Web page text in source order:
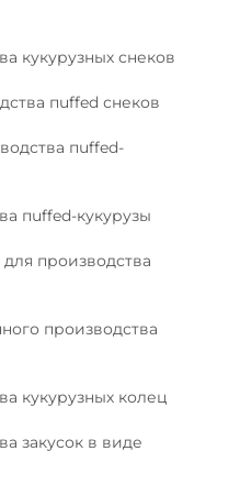
кукурузных снеков
пuffed снеков
пuffed-
пuffed-кукурузы
производства
производства
кукурузных колец
закусок в виде